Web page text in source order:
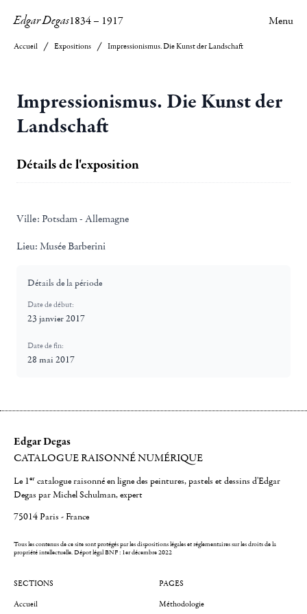
Edgar Degas1834– 1917 Menu
Accueil Expositions Impressionismus. Die Kunst der Landschaft
Impressionismus. Die Kunst der
Landschaft
Détails de l'exposition
Ville: Potsdam - Allemagne
Lieu: Musée Barberini
Détails de la période
Date de début:
23 janvier 2017
Date de fin:
28 mai 2017
Edgar Degas
CATALOGUE RAISONNÉ NUMÉRIQUE
Le 1er catalogue raisonné en ligne des peintures, pastels et dessins d'Edgar
Degas par Michel Schulman, expert
75014 Paris - France
Tous les contenus de ce site sont protégés par les dispositions légales et réglementaires sur les droits de la
propriété intellectuelle.Dépot légal BNF : 1er décembre 2022
SECTIONS
Accueil
PAGES
Méthodologie